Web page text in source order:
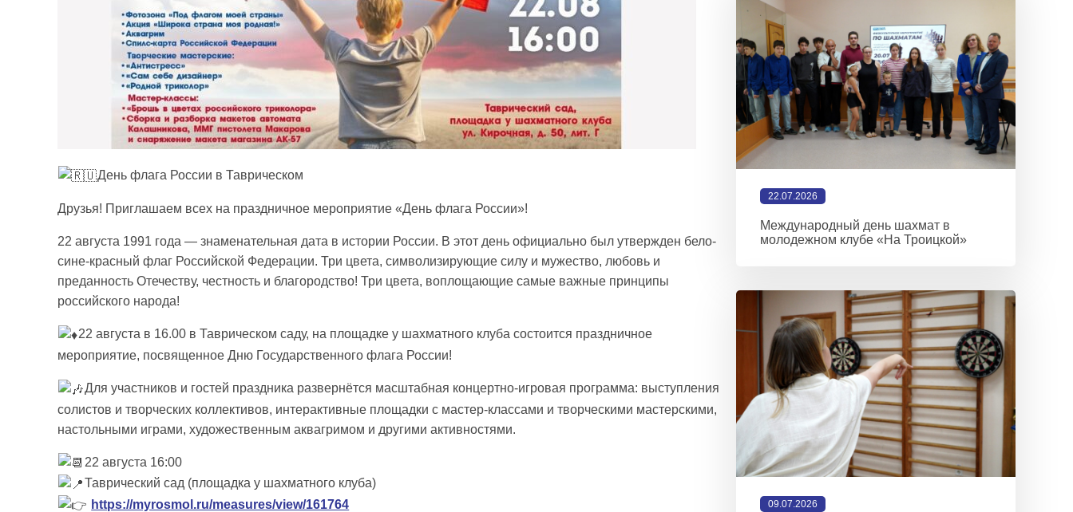
День флага России в Таврическом
Друзья! Приглашаем всех на праздничное мероприятие «День флага России»!
22 августа 1991 года — знаменательная дата в истории России. В этот день официально был утвержден бело-
сине-красный флаг Российской Федерации. Три цвета, символизирующие силу и мужество, любовь и
преданность Отечеству, честность и благородство! Три цвета, воплощающие самые важные принципы
российского народа!
22 августа в 16.00 в Таврическом саду, на площадке у шахматного клуба состоится праздничное
мероприятие, посвященное Дню Государственного флага России!
Для участников и гостей праздника развернётся масштабная концертно-игровая программа: выступления
солистов и творческих коллективов, интерактивные площадки с мастер-классами и творческими мастерскими,
настольными играми, художественным аквагримом и другими активностями.
22 августа 16:00
Таврический сад (площадка у шахматного клуба)
https://myrosmol.ru/measures/view/161764
22.07.2026
Международный день шахмат в
молодежном клубе «На Троицкой»
09.07.2026